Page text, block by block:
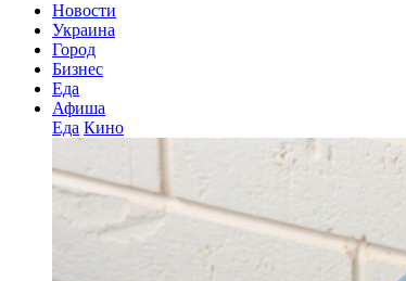
Новости
Украина
Город
Бизнес
Еда
Афиша
Еда Кино